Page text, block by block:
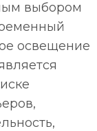
выбором
освещение